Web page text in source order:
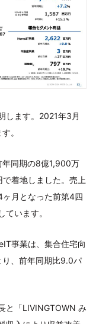
します。2021年3月
。
年同期の8億1,900万
着地しました。売上
月となった前第4四
います。
事業は、集合住宅向
り、前年同期比9.0パ
と「LIVINGTOWN み